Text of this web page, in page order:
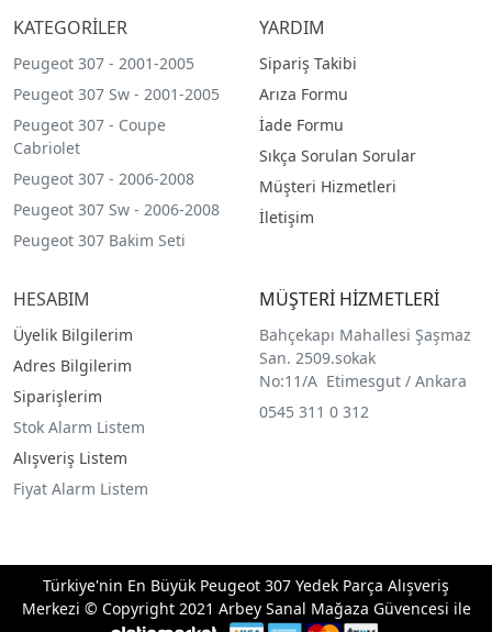
KATEGORİLER
Peugeot 307 - 2001-2005
Peugeot 307 Sw - 2001-2005
Peugeot 307 - Coupe
Cabriolet
Peugeot 307 - 2006-2008
Peugeot 307 Sw - 2006-2008
Peugeot 307 Bakim Seti
YARDIM
Sipariş Takibi
Arıza Formu
İade Formu
Sıkça Sorulan Sorular
Müşteri Hizmetleri
İletişim
HESABIM
Üyelik Bilgilerim
Adres Bilgilerim
Siparişlerim
Stok Alarm Listem
Alışveriş Listem
Fiyat Alarm Listem
MÜŞTERİ HİZMETLERİ
Bahçekapı Mahallesi Şaşmaz
San. 2509.sokak
No:11/A Etimesgut / Ankara
0545 311 0 312
Türkiye'nin En Büyük Peugeot 307 Yedek Parça Alışveriş
Merkezi © Copyright 2021 Arbey Sanal Mağaza Güvencesi ile